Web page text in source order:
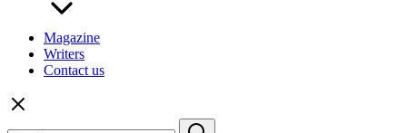
Magazine
Writers
Contact us